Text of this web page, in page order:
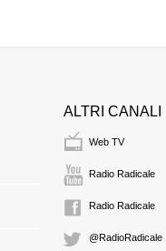
ALTRI CANALI
Web TV
Radio Radicale
Radio Radicale
@RadioRadicale